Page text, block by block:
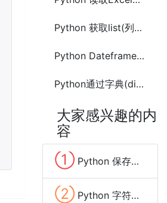
Python 获取list(列表)前n个不重复元素
Python Dateframe列中匹配查找数据(list)添加新列的方法
Python通过字典(dict)中value获取前n个最大的元素方法及示例代码
大家感兴趣的内
容
① Python 保存数据到Excel文件的方法(pandas、xlwt、openpyxl、xlsxwriter)
② Python 字符串变量中去除换行(\n,\r)和空格等特殊字符的方法